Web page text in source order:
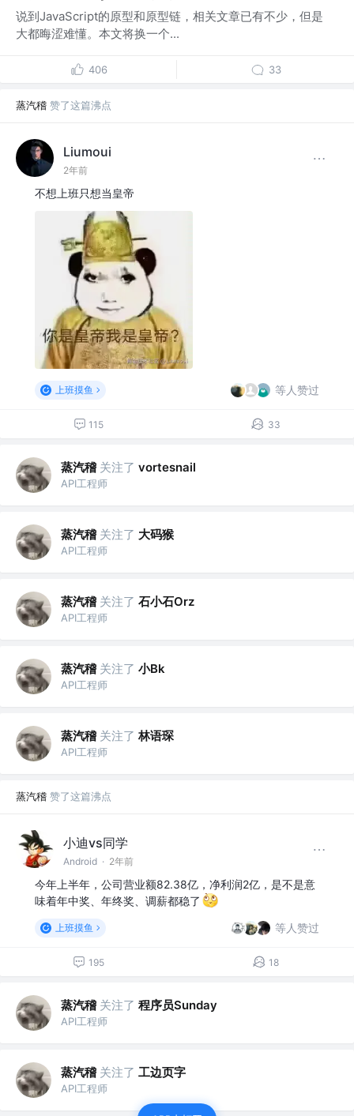
说到JavaScript的原型和原型链，相关文章已有不少，但是
大都晦涩难懂。本文将换一个...
406 33
蒸汽稽 赞了这篇沸点
Liumoui
2年前
不想上班只想当皇帝
上班摸鱼 等人赞过
115 33
蒸汽稽 关注了 vortesnail
API工程师
蒸汽稽 关注了 大码猴
API工程师
蒸汽稽 关注了 石小石Orz
API工程师
蒸汽稽 关注了 小Bk
API工程师
蒸汽稽 关注了 林语琛
API工程师
蒸汽稽 赞了这篇沸点
小迪vs同学
Android · 2年前
今年上半年，公司营业额82.38亿，净利润2亿，是不是意
味着年中奖、年终奖、调薪都稳了
上班摸鱼 等人赞过
195 18
蒸汽稽 关注了 程序员Sunday
API工程师
蒸汽稽 关注了 工边页字
API工程师